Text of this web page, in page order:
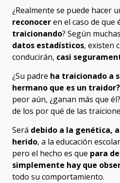
¿Realmente se puede hacer
reconoceren el caso de que
traicionando? Según muchas
datos estadísticos, existen
conducirán, casi
¿Su padre ha traicionado a
hermano que es un traidor?
peor aún, ¿ganan más que
de los por qué de las
Será debido a la genética,
herido, a la educación
pero el hecho es que para
simplemente hay que
todo su comportamiento.